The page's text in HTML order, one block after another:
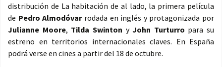
distribución de La habitación de al lado, la primera película
de Pedro Almodóvarrodada en inglés y protagonizada por
Julianne Moore, Tilda Swinton yJohn Turturro para su
estreno en territorios internacionales claves. En España
podrá verse en cines a partir del 18 de octubre.